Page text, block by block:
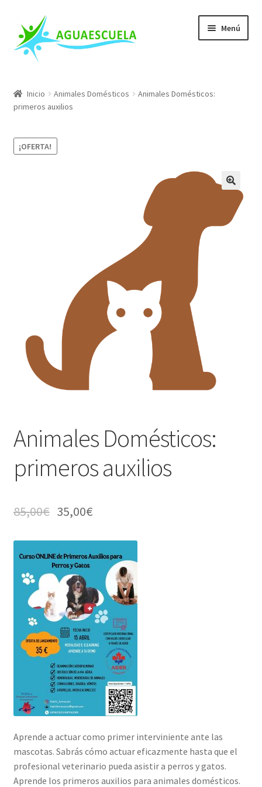
la
navegación
al
contenido
Menú
Escuela de Salvamento
Mis Cursos
Inicio Animales Domésticos
Animales Domésticos:
primeros auxilios
¡OFERTA!
Animales Domésticos:
primeros auxilios
85,00€ 35,00€
Aprende a actuar como primer interviniente ante las
mascotas. Sabrás cómo actuar eficazmente hasta que el
profesional veterinario pueda asistir a perros y gatos.
Aprende los primeros auxilios para animales domésticos.